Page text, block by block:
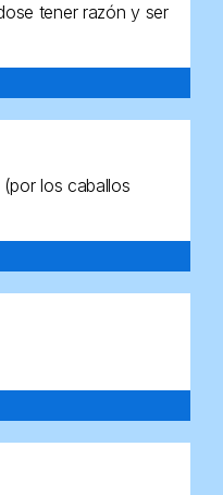
tener razón y ser
los caballos